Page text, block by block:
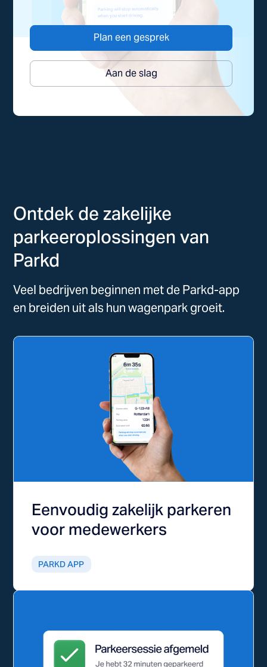
Plan een gesprek
Aan de slag
Ontdek de zakelijke
parkeeroplossingen van
Parkd
Veel bedrijven beginnen met de Parkd-app
en breiden uit als hun wagenpark groeit.
Eenvoudig zakelijk parkeren
voor medewerkers
PARKD APP